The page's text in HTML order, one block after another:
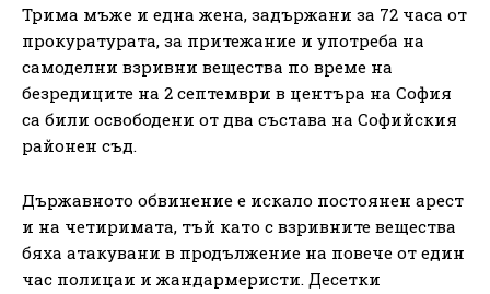
Трима мъже и една жена, задържани за 72 часа от
прокуратурата, за притежание и употреба на
самоделни взривни вещества по време на
безредиците на 2 септември в центъра на София
са били освободени от два състава на Софийския
районен съд.
Държавното обвинение е искало постоянен арест
и на четиримата, тъй като с взривните вещества
бяха атакувани в продължение на повече от един
час полицаи и жандармеристи. Десетки